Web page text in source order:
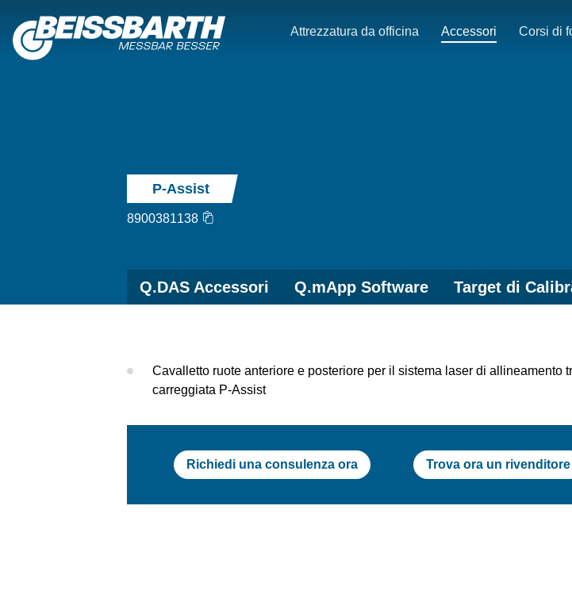
Attrezzatura da officina Accessori Corsi di
P-Assist
8900381138
Q.DAS Accessori Q.mApp Software Target di
Cavalletto ruote anteriore e posteriore per il sistema laser di allineamento
carreggiata P-Assist
Richiedi una consulenza ora Trova ora un rivenditore